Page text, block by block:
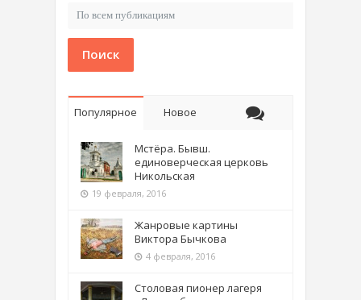
Поиск
Популярное Новое
Мстёра. Бывш.
единоверческая церковь
Никольская
19 февраля, 2016
Жанровые картины
Виктора Бычкова
4 февраля, 2016
Столовая пионер лагеря